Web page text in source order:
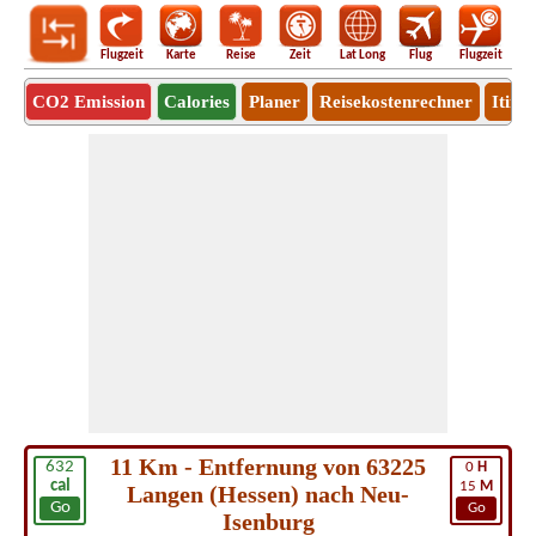
Flugzeit Karte Reise Zeit Lat Long Flug Flugzeit
CO2 Emission Calories Planer Reisekostenrechner
632
cal
Go
0 H
15 M
Go
11 Km - Entfernung von 63225
Langen (Hessen) nach Neu-
Isenburg